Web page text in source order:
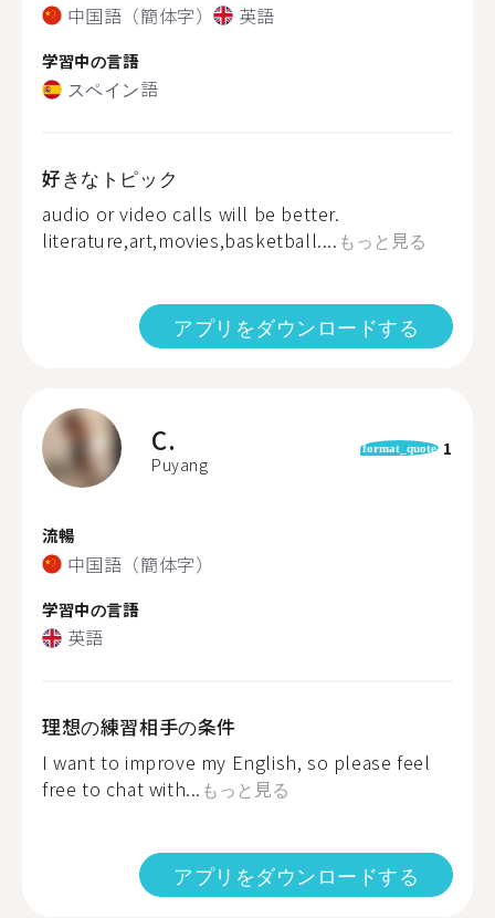
中国語（簡体字） 英語
学習中の言語
スペイン語
好きなトピック
audio or video calls will be better.
literature,art,movies,basketball.... もっと見る
アプリをダウンロードする
C.
Puyang
format_quote 1
流暢
中国語（簡体字）
学習中の言語
英語
理想の練習相手の条件
I want to improve my English, so please feel
free to chat with... もっと見る
アプリをダウンロードする